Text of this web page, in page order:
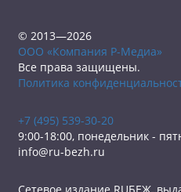
© 2013—2026
ООО «Компания Р-Медиа»
Все права защищены.
Политика
+7 (495) 539-30-20
9:00-18:00, понедельник -
info@ru-bezh.ru